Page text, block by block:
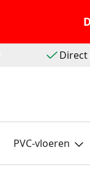
Direct
PVC-vloeren